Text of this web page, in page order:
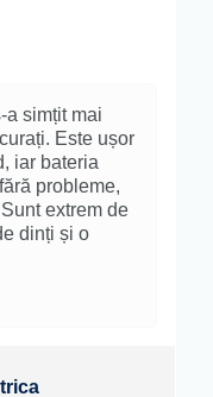
a simțit mai
Este ușor
iar bateria
probleme,
extrem de
dinți și o